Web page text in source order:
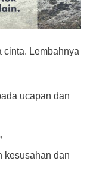
cinta. Lembahnya
ucapan dan
kesusahan dan